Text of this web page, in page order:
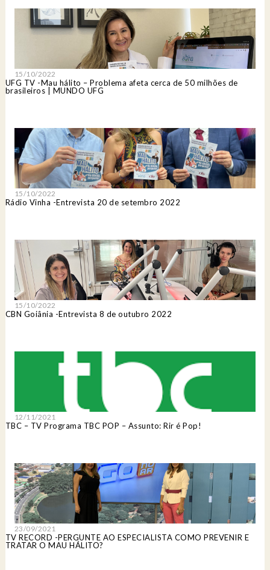
15/10/2022
UFG TV -Mau hálito – Problema afeta cerca de 50 milhões de
brasileiros | MUNDO UFG
15/10/2022
Rádio Vinha -Entrevista 20 de setembro 2022
15/10/2022
CBN Goiânia -Entrevista 8 de outubro 2022
12/11/2021
TBC – TV Programa TBC POP – Assunto: Rir é Pop!
23/09/2021
TV RECORD -PERGUNTE AO ESPECIALISTA COMO PREVENIR E
TRATAR O MAU HÁLITO?